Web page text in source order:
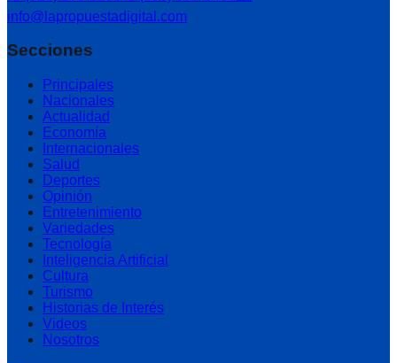
info@lapropuestadigital.com
Secciones
Principales
Nacionales
Actualidad
Economía
Internacionales
Salud
Deportes
Opinión
Entretenimiento
Variedades
Tecnología
Inteligencia Artificial
Cultura
Turismo
Historias de Interés
Videos
Nosotros